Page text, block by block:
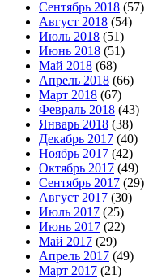
Сентябрь 2018 (57)
Август 2018 (54)
Июль 2018 (51)
Июнь 2018 (51)
Май 2018 (68)
Апрель 2018 (66)
Март 2018 (67)
Февраль 2018 (43)
Январь 2018 (38)
Декабрь 2017 (40)
Ноябрь 2017 (42)
Октябрь 2017 (49)
Сентябрь 2017 (29)
Август 2017 (30)
Июль 2017 (25)
Июнь 2017 (22)
Май 2017 (29)
Апрель 2017 (49)
Март 2017 (21)